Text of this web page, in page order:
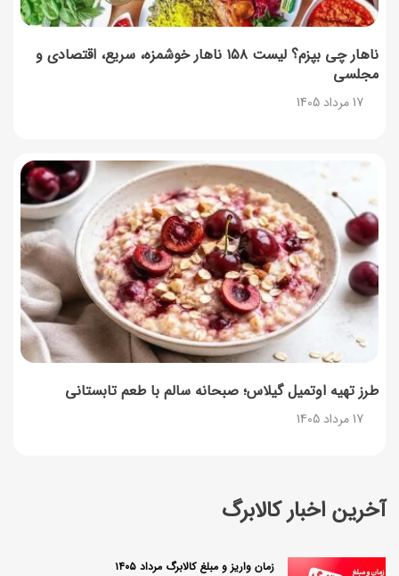
آخرین اخبار کالابرگ
زمان واریز و مبلغ کالابرگ مرداد ۱۴۰۵
ناهار چی بپزم؟ لیست ۱۵۸ ناهار خوشمزه، سریع، اقتصادی و
مجلسی
17 مرداد 1405
طرز تهیه اوتمیل گیلاس؛ صبحانه سالم با طعم تابستانی
17 مرداد 1405